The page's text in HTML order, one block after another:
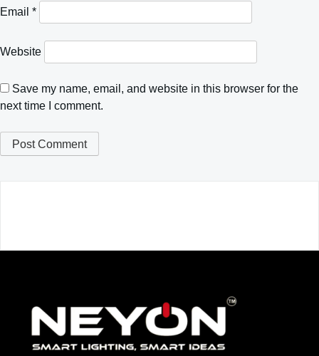
Email *
Website
Save my name, email, and website in this browser for the
next time I comment.